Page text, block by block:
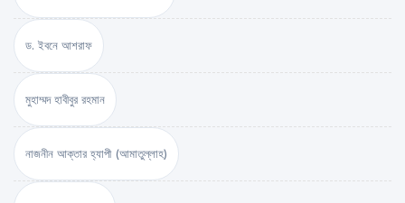
ড. ইবনে আশরাফ
মুহাম্মদ হাবীবুর রহমান
নাজনীন আক্তার হ্যাপী (আমাতুল্লাহ)